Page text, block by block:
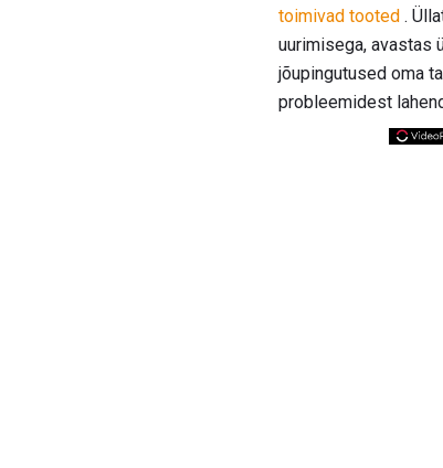
toimivad tooted .
uurimisega, avastas
jõupingutused oma
probleemidest